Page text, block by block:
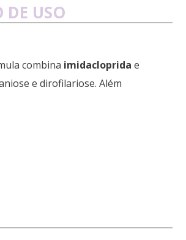
DE USO
combina imidacloprida e
e dirofilariose. Além